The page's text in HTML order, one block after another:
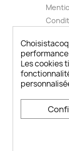
FAQ
Les cookies